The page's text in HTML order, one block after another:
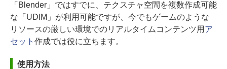
「Blender」ではすでに、テクスチャ空間を複数作成可能
な「UDIM」が利用可能ですが、今でもゲームのような
リソースの厳しい環境でのリアルタイムコンテンツ用 ア
セット 作成では役に立ちます。
使用方法